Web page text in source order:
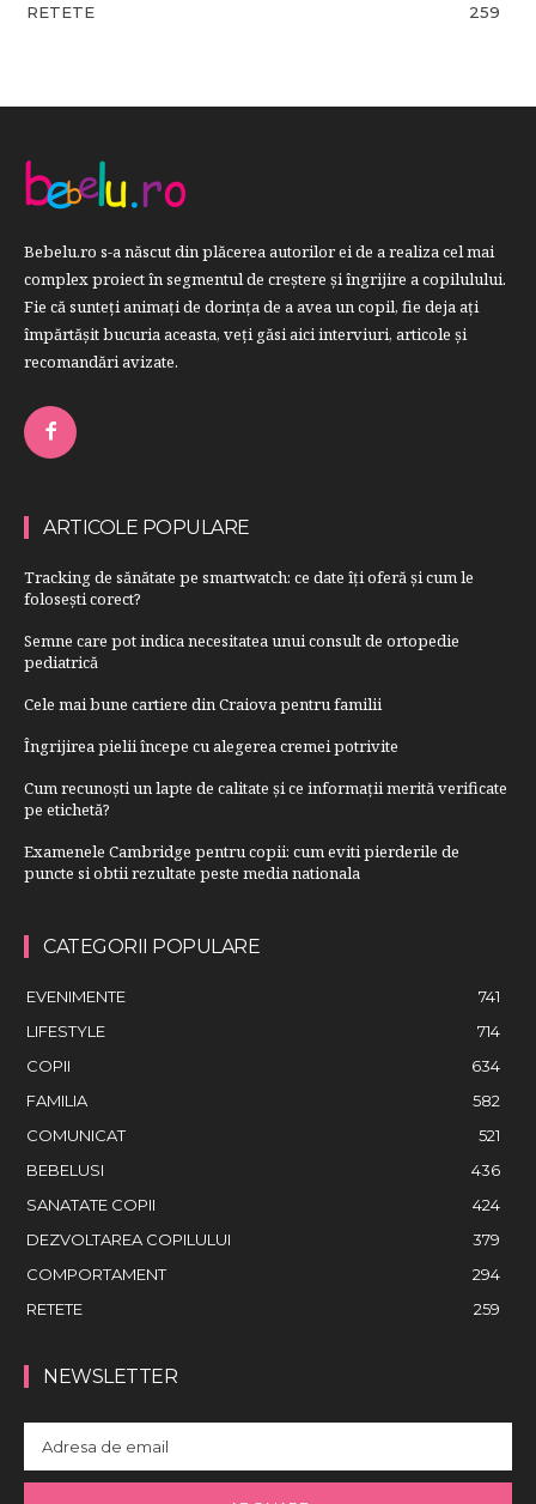
RETETE
259
Bebelu.ro s-a născut din plăcerea autorilor ei de a realiza cel mai
complex proiect în segmentul de creştere şi îngrijire a copilulului.
Fie că sunteţi animaţi de dorinţa de a avea un copil, fie deja aţi
împărtăşit bucuria aceasta, veți găsi aici interviuri, articole şi
recomandări avizate.
ARTICOLE POPULARE
Tracking de sănătate pe smartwatch: ce date îți oferă și cum le
folosești corect?
Semne care pot indica necesitatea unui consult de ortopedie
pediatrică
Cele mai bune cartiere din Craiova pentru familii
Îngrijirea pielii începe cu alegerea cremei potrivite
Cum recunoști un lapte de calitate și ce informații merită verificate
pe etichetă?
Examenele Cambridge pentru copii: cum eviti pierderile de
puncte si obtii rezultate peste media nationala
CATEGORII POPULARE
EVENIMENTE
741
LIFESTYLE
714
COPII
634
FAMILIA
582
COMUNICAT
521
BEBELUSI
436
SANATATE COPII
424
DEZVOLTAREA COPILULUI
379
COMPORTAMENT
294
RETETE
259
NEWSLETTER